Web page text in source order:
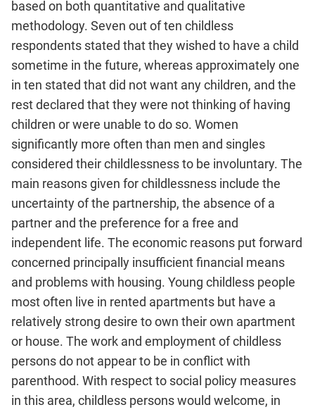
based on both quantitative and qualitative
methodology. Seven out of ten childless
respondents stated that they wished to have a child
sometime in the future, whereas approximately one
in ten stated that did not want any children, and the
rest declared that they were not thinking of having
children or were unable to do so. Women
significantly more often than men and singles
considered their childlessness to be involuntary. The
main reasons given for childlessness include the
uncertainty of the partnership, the absence of a
partner and the preference for a free and
independent life. The economic reasons put forward
concerned principally insufficient financial means
and problems with housing. Young childless people
most often live in rented apartments but have a
relatively strong desire to own their own apartment
or house. The work and employment of childless
persons do not appear to be in conflict with
parenthood. With respect to social policy measures
in this area, childless persons would welcome, in